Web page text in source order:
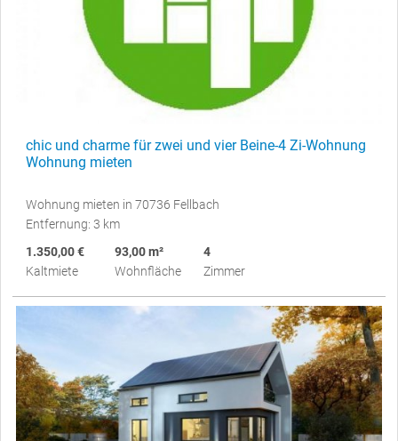
chic und charme für zwei und vier Beine-4 Zi-Wohnung
Wohnung mieten
Wohnung mieten in 70736 Fellbach
Entfernung: 3 km
1.350,00 €
Kaltmiete
93,00 m²
Wohnfläche
4
Zimmer